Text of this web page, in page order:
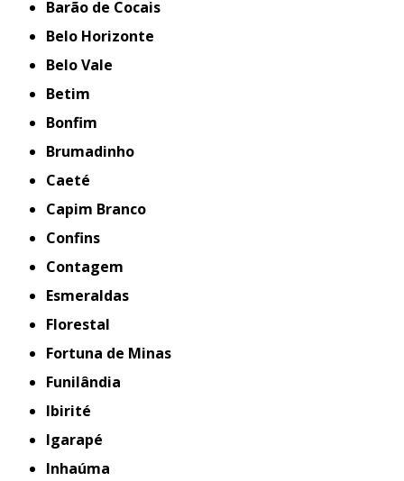
Barão de Cocais
Belo Horizonte
Belo Vale
Betim
Bonfim
Brumadinho
Caeté
Capim Branco
Confins
Contagem
Esmeraldas
Florestal
Fortuna de Minas
Funilândia
Ibirité
Igarapé
Inhaúma